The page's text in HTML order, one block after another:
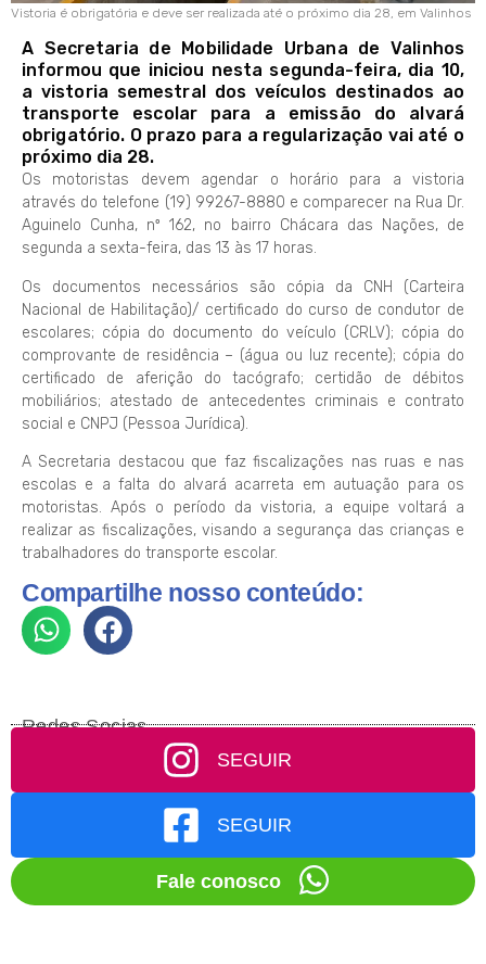
Vistoria é obrigatória e deve ser realizada até o próximo dia 28, em Valinhos
A Secretaria de Mobilidade Urbana de Valinhos
informou que iniciou nesta segunda-feira, dia 10,
a vistoria semestral dos veículos destinados ao
transporte escolar para a emissão do alvará
obrigatório. O prazo para a regularização vai até o
próximo dia 28.
Os motoristas devem agendar o horário para a vistoria
através do telefone (19) 99267-8880 e comparecer na Rua Dr.
Aguinelo Cunha, nº 162, no bairro Chácara das Nações, de
segunda a sexta-feira, das 13 às 17 horas.
Os documentos necessários são cópia da CNH (Carteira
Nacional de Habilitação)/ certificado do curso de condutor de
escolares; cópia do documento do veículo (CRLV); cópia do
comprovante de residência – (água ou luz recente); cópia do
certificado de aferição do tacógrafo; certidão de débitos
mobiliários; atestado de antecedentes criminais e contrato
social e CNPJ (Pessoa Jurídica).
A Secretaria destacou que faz fiscalizações nas ruas e nas
escolas e a falta do alvará acarreta em autuação para os
motoristas. Após o período da vistoria, a equipe voltará a
realizar as fiscalizações, visando a segurança das crianças e
trabalhadores do transporte escolar.
Compartilhe nosso conteúdo:
Redes Socias
SEGUIR
SEGUIR
Fale conosco